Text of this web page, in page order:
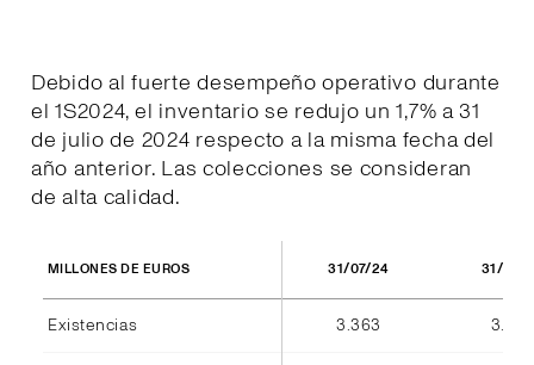
Debido al fuerte desempeño operativo durante
el 1S2024, el inventario se redujo un 1,7% a 31
de julio de 2024 respecto a la misma fecha del
año anterior. Las colecciones se consideran
de alta calidad.
MILLONES DE EUROS 31/07/24 31/07/
Existencias 3.363 3.420